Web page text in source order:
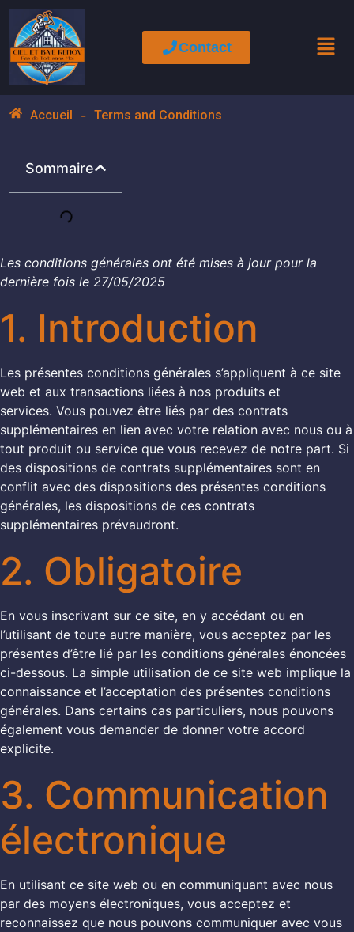
principal
Contact
Accueil - Terms and Conditions
Sommaire
Les conditions générales ont été mises à jour pour la
dernière fois le 27/05/2025
1. Introduction
Les présentes conditions générales s’appliquent à ce site
web et aux transactions liées à nos produits et
services. Vous pouvez être liés par des contrats
supplémentaires en lien avec votre relation avec nous ou à
tout produit ou service que vous recevez de notre part. Si
des dispositions de contrats supplémentaires sont en
conflit avec des dispositions des présentes conditions
générales, les dispositions de ces contrats
supplémentaires prévaudront.
2. Obligatoire
En vous inscrivant sur ce site, en y accédant ou en
l’utilisant de toute autre manière, vous acceptez par les
présentes d’être lié par les conditions générales énoncées
ci-dessous. La simple utilisation de ce site web implique la
connaissance et l’acceptation des présentes conditions
générales. Dans certains cas particuliers, nous pouvons
également vous demander de donner votre accord
explicite.
3. Communication
électronique
En utilisant ce site web ou en communiquant avec nous
par des moyens électroniques, vous acceptez et
reconnaissez que nous pouvons communiquer avec vous